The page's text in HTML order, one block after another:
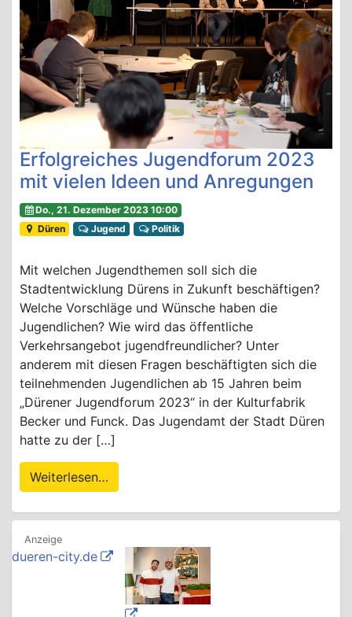
Erfolgreiches Jugendforum 2023
mit vielen Ideen und Anregungen
Do., 21. Dezember 2023 10:00
Düren
Jugend Politik
Mit welchen Jugendthemen soll sich die
Stadtentwicklung Dürens in Zukunft beschäftigen?
Welche Vorschläge und Wünsche haben die
Jugendlichen? Wie wird das öffentliche
Verkehrsangebot jugendfreundlicher? Unter
anderem mit diesen Fragen beschäftigten sich die
teilnehmenden Jugendlichen ab 15 Jahren beim
„Dürener Jugendforum 2023“ in der Kulturfabrik
Becker und Funck. Das Jugendamt der Stadt Düren
hatte zu der […]
Weiterlesen…
dueren-city.de